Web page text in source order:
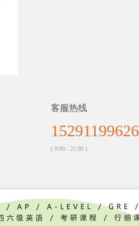
客服热线
15291199626
( 9:00 - 21:00 )